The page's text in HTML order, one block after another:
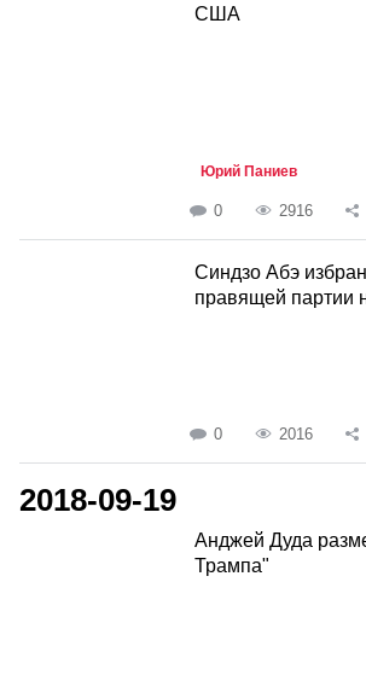
США
Юрий Паниев
0 2916
Синдзо Абэ
правящей партии
0 2016
2018-09-19
Анджей Дуда
Трампа"